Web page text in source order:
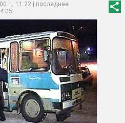
г., 11:22 | последнее